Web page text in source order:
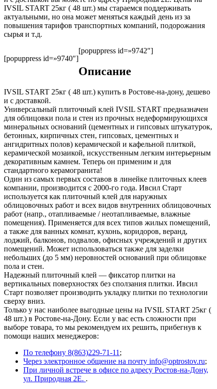
IVSIL START 25кг ( 48 шт.) мы стараемся поддерживать
актуальными, но она может меняться каждый день из за
повышения тарифов транспортных компаний, подорожания
сырья и т.д.
[popuppress id=»9740″]
[popuppress id=»9742″]
Описание
IVSIL START 25кг ( 48 шт.) купить в Ростове-на-дону, дешево
и с доставкой.
Универсальный плиточный клей IVSIL START предназначен
для облицовки пола и стен из прочных недеформирующихся
минеральных оснований (цементных и гипсовых штукатурок,
бетонных, кирпичных стен, гипсовых, цементных и
ангидритных полов) керамической и кафельной плиткой,
керамической мозаикой, искусственным легким интерьерным
декоративным камнем. Теперь он применим и для
стандартного керамогранита!
Один из самых первых составов в линейке плиточных клеев
компании, производится с 2000-го года. Ивсил Старт
используется как плиточный клей для наружных
облицовочных работ и всех видов внутренних облицовочных
работ (напр., отапливаемые / неотапливаемые, влажные
помещения). Применяется для всех типов жилых помещений,
а также для ванных комнат, кухонь, коридоров, веранд,
лоджий, балконов, подвалов, офисных учреждений и других
помещений. Может использоваться также для заделки
небольших (до 5 мм) неровностей оснований при облицовке
пола и стен.
Надежный плиточный клей — фиксатор плитки на
вертикальных поверхностях без сползания плитки. Ивсил
Старт позволяет производить укладку плитки по технологии
сверху вниз.
Только у нас наиболее выгодные цены на IVSIL START 25кг (
48 шт.) в Ростове-на-Дону. Если у вас есть сложности при
выборе товара, то мы рекомендуем их решить, прибегнув к
помощи наших менеджеров:
По телефону 8(863)229-71-11 ;
Через электронное общение на почту info@optrostov.ru;
При личной встрече в офисе по адресу Ростов-на-Дону,
ул. Природная 2Е. .